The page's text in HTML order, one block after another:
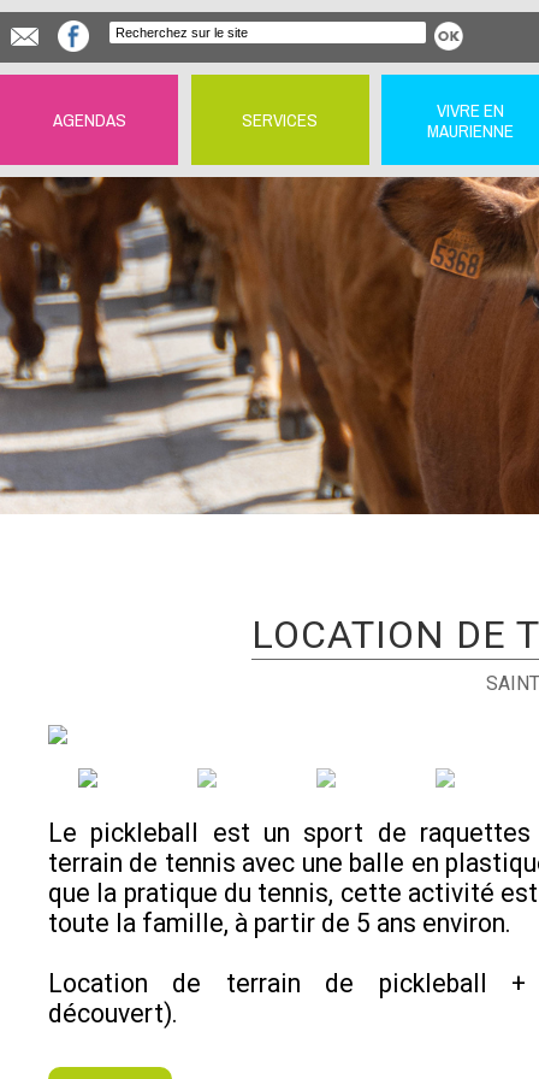
AGENDAS SERVICES
VIVRE EN
MAURIENNE
LOCATION DE
Le pickleball est un sport de
terrain de tennis avec une balle en
que la pratique du tennis, cette activité
toute la famille, à partir de 5 ans environ.
Location de terrain de pickleball
découvert).